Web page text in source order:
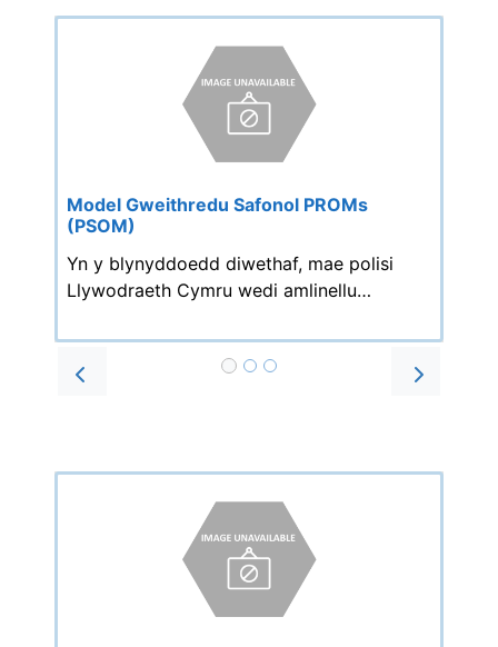
Model Gweithredu Safonol PROMs
(PSOM)
Yn y blynyddoedd diwethaf, mae polisi
Llywodraeth Cymru wedi amlinellu…
Prev Next